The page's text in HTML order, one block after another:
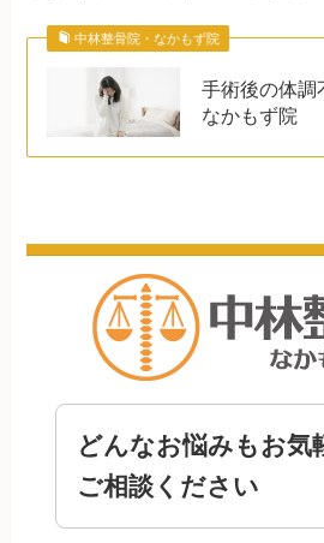
中林整骨院・なかもず院
手術後の体調
なかもず院
どんなお悩みもお気
ご相談ください